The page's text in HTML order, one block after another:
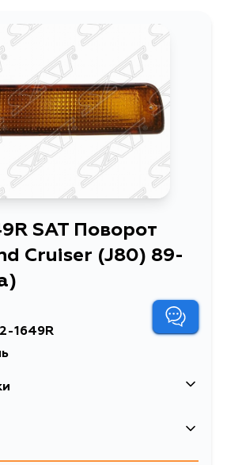
SAT Поворот
Cruiser (J80) 89-
1649R
(Справа)